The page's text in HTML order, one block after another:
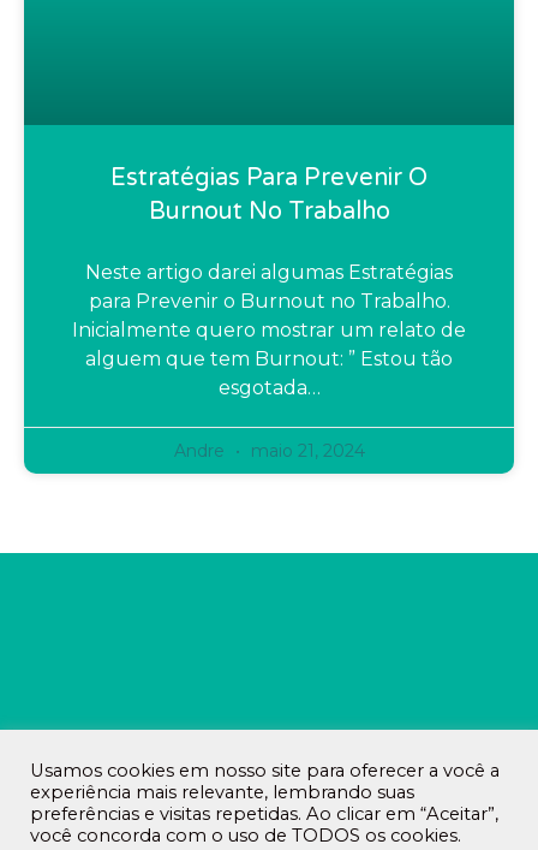
Estratégias Para Prevenir O
Burnout No Trabalho
Neste artigo darei algumas Estratégias
para Prevenir o Burnout no Trabalho.
Inicialmente quero mostrar um relato de
alguem que tem Burnout: ” Estou tão
esgotada…
Andre maio 21, 2024
Usamos cookies em nosso site para oferecer a você a
experiência mais relevante, lembrando suas
preferências e visitas repetidas. Ao clicar em “Aceitar”,
você concorda com o uso de TODOS os cookies.